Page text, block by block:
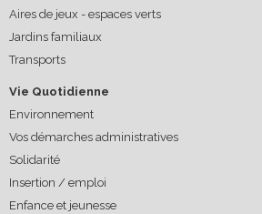
Aires de jeux - espaces verts
Jardins familiaux
Transports
Vie Quotidienne
Environnement
Vos démarches administratives
Solidarité
Insertion / emploi
Enfance et jeunesse